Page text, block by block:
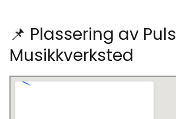
📌 Plassering av Puls
Musikkverksted